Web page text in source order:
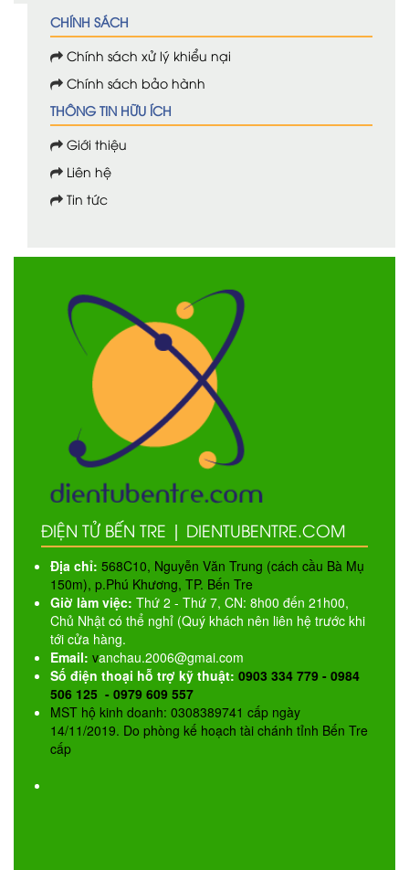
CHÍNH SÁCH
Chính sách xử lý khiểu nại
Chính sách bảo hành
THÔNG TIN HỮU ÍCH
Giới thiệu
Liên hệ
Tin tức
ĐIỆN TỬ BẾN TRE | DIENTUBENTRE.COM
Địa chỉ: 568C10, Nguyễn Văn Trung (cách cầu Bà Mụ
150m), p.Phú Khương, TP. Bến Tre
Giờ làm việc: Thứ 2 - Thứ 7, CN: 8h00 đến 21h00,
Chủ Nhật có thể nghỉ (Quý khách nên liên hệ trước khi
tới cửa hàng.
Email: vanchau.2006@gmai.com
Số điện thoại hỗ trợ kỹ thuật: 0903 334 779 - 0984
506 125 - 0979 609 557
MST hộ kinh doanh: 0308389741 cấp ngày
14/11/2019. Do phòng kế hoạch tài chánh tỉnh Bến Tre
cấp